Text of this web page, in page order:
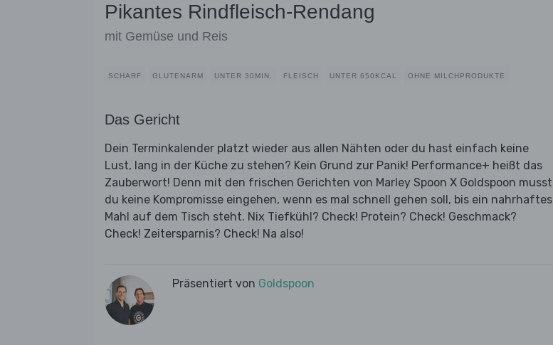
Pikantes Rindfleisch-Rendang
mit Gemüse und Reis
SCHARF GLUTENARM UNTER 30MIN. FLEISCH UNTER 650KCAL OHNE MILCHPRODUKTE
Das Gericht
Dein Terminkalender platzt wieder aus allen Nähten oder du hast einfach keine
Lust, lang in der Küche zu stehen? Kein Grund zur Panik! Performance+ heißt das
Zauberwort! Denn mit den frischen Gerichten von Marley Spoon X Goldspoon musst
du keine Kompromisse eingehen, wenn es mal schnell gehen soll, bis ein nahrhaftes
Mahl auf dem Tisch steht. Nix Tiefkühl? Check! Protein? Check! Geschmack?
Check! Zeitersparnis? Check! Na also!
Präsentiert von Goldspoon